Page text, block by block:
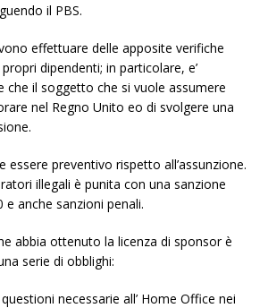
il PBS.
effettuare delle apposite verifiche
dipendenti; in particolare, e’
che il soggetto che si vuole assumere
nel Regno Unito eo di svolgere una
preventivo rispetto all’assunzione.
illegali è punita con una sanzione
e anche sanzioni penali.
abbia ottenuto la licenza di sponsor è
serie di obblighi:
necessarie all’ Home Office nei